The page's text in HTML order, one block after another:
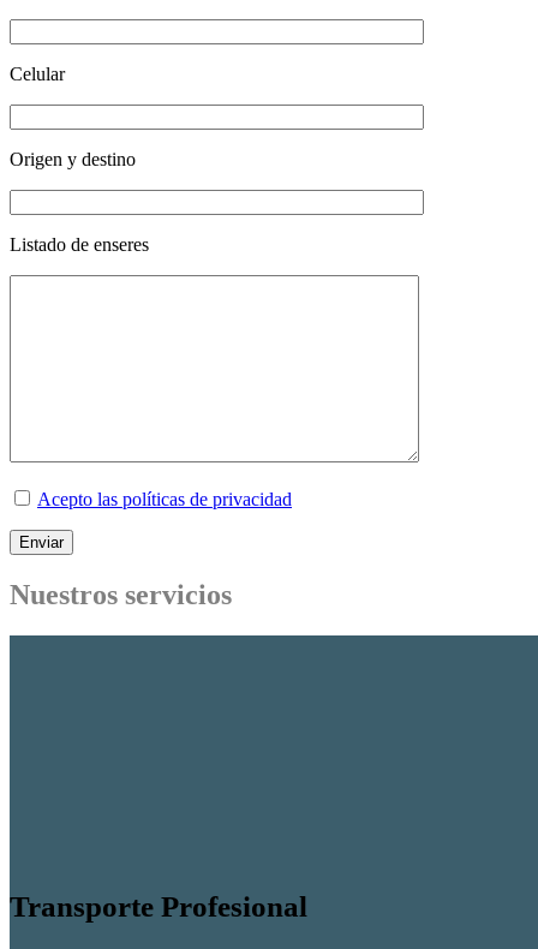
Celular
Origen y destino
Listado de enseres
Acepto las políticas de privacidad
Nuestros servicios
Transporte Profesional